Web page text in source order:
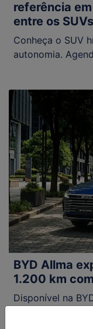
referência
entre os
Conheça o SUV
autonomia.
BYD Allma
1.200 km
Disponível na
tecnologia